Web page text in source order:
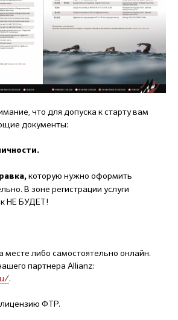
что для допуска к старту вам
документы:
которую нужно оформить
В зоне регистрации услуги
НЕ БУДЕТ!
либо самостоятельно онлайн.
партнера Allianz:
.
ФТР.